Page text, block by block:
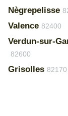
Nègrepelisse
Valence 82400
Verdun-sur-
82600
Grisolles 82170